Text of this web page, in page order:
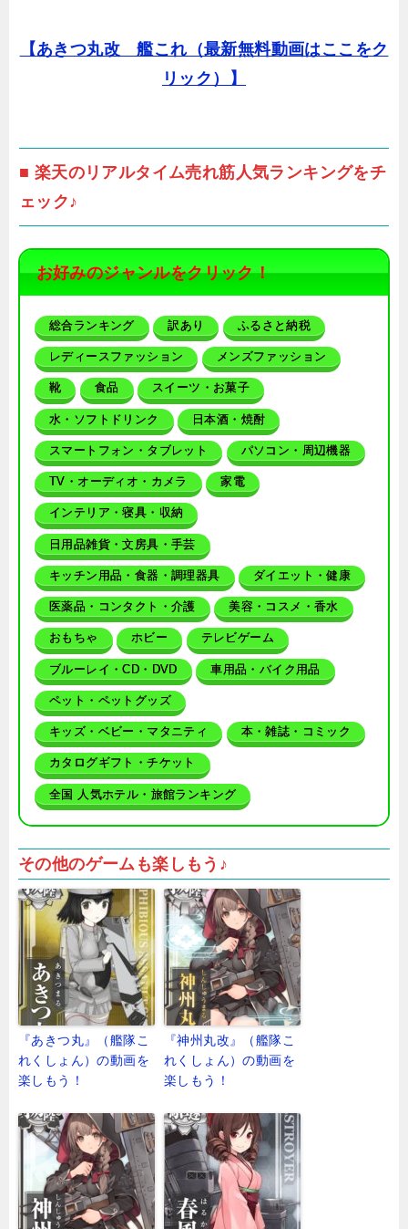
【あきつ丸改 艦これ（最新無料動画はここをク
リック）】
■ 楽天のリアルタイム売れ筋人気ランキングをチ
ェック♪
お好みのジャンルをクリック！
総合ランキング 訳あり ふるさと納税
レディースファッション メンズファッション
靴 食品 スイーツ・お菓子
水・ソフトドリンク 日本酒・焼酎
スマートフォン・タブレット パソコン・周辺機器
TV・オーディオ・カメラ 家電
インテリア・寝具・収納
日用品雑貨・文房具・手芸
キッチン用品・食器・調理器具 ダイエット・健康
医薬品・コンタクト・介護 美容・コスメ・香水
おもちゃ ホビー テレビゲーム
ブルーレイ・CD・DVD 車用品・バイク用品
ペット・ペットグッズ
キッズ・ベビー・マタニティ 本・雑誌・コミック
カタログギフト・チケット
全国 人気ホテル・旅館ランキング
その他のゲームも楽しもう♪
『あきつ丸』（艦隊こ
れくしょん）の動画を
楽しもう！
『神州丸改』（艦隊こ
れくしょん）の動画を
楽しもう！